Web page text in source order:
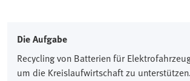
Die Aufgabe
Recycling von Batterien für
um die Kreislaufwirtschaft zu unterstützen.